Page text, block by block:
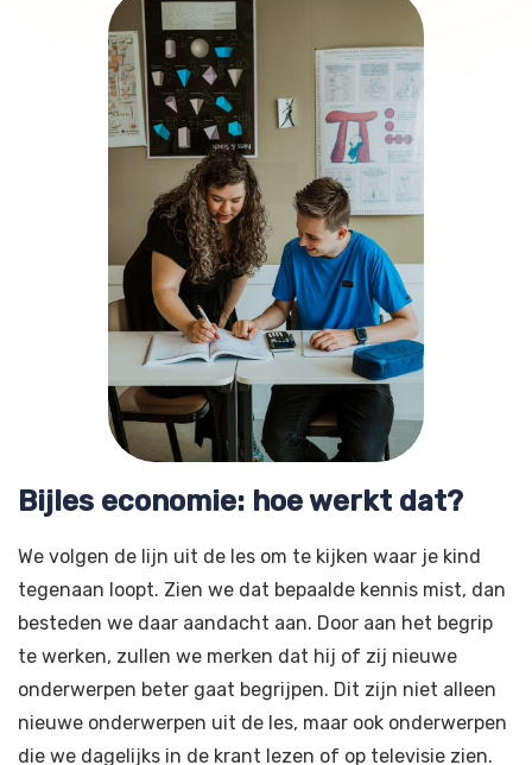
Bijles economie: hoe werkt dat?
We volgen de lijn uit de les om te kijken waar je kind
tegenaan loopt. Zien we dat bepaalde kennis mist, dan
besteden we daar aandacht aan. Door aan het begrip
te werken, zullen we merken dat hij of zij nieuwe
onderwerpen beter gaat begrijpen. Dit zijn niet alleen
nieuwe onderwerpen uit de les, maar ook onderwerpen
die we dagelijks in de krant lezen of op televisie zien.